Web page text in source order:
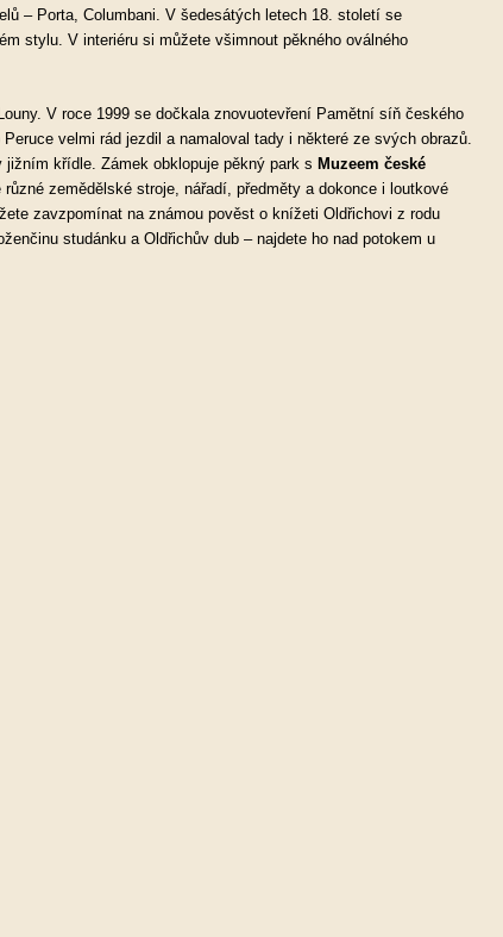
– Porta, Columbani. V šedesátých letech 18. století se
stylu. V interiéru si můžete všimnout pěkného oválného
V roce 1999 se dočkala znovuotevření Pamětní síň českého
Peruce velmi rád jezdil a namaloval tady i některé ze svých obrazů.
křídle. Zámek obklopuje pěkný park s Muzeem české
zemědělské stroje, nářadí, předměty a dokonce i loutkové
zavzpomínat na známou pověst o knížeti Oldřichovi z rodu
studánku a Oldřichův dub – najdete ho nad potokem u